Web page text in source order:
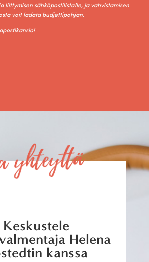
liittymisen sähköpostilistalle, ja vahvistamisen
voit ladata budjettipohjan.
yhteyttä
Keskustele
Helena
kanssa